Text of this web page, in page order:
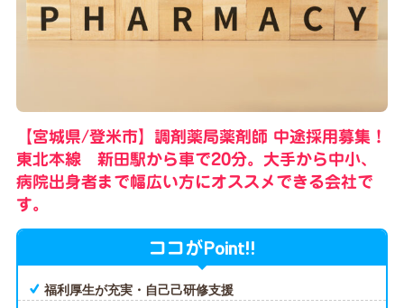
【宮城県/登米市】調剤薬局薬剤師 中途採用募集！
東北本線 新田駅から車で20分。大手から中小、
病院出身者まで幅広い方にオススメできる会社で
す。
ココがPoint!!
福利厚生が充実・自己己研修支援